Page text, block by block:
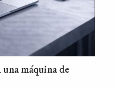
máquina de